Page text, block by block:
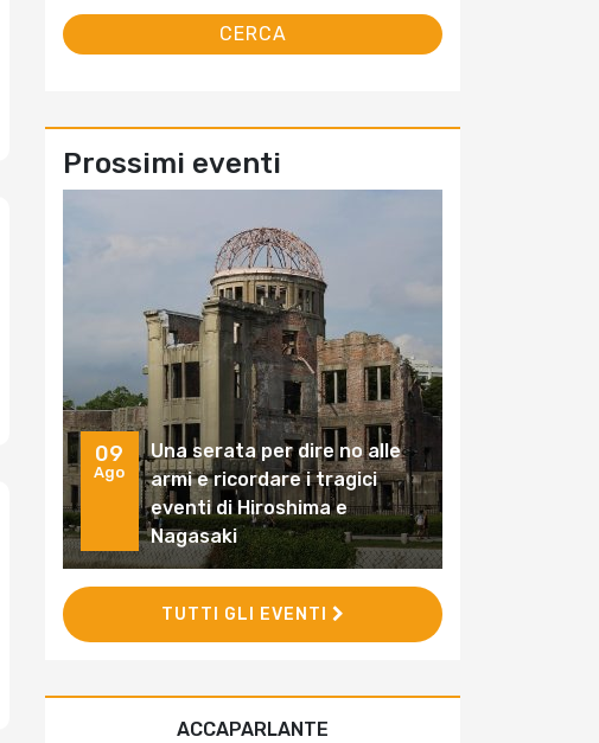
Prossimi eventi
09
Ago
Una serata per dire no alle
armi e ricordare i tragici
eventi di Hiroshima e
Nagasaki
TUTTI GLI EVENTI
ACCAPARLANTE